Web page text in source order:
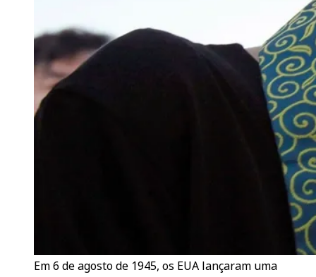
Em 6 de agosto de 1945, os EUA lançaram uma